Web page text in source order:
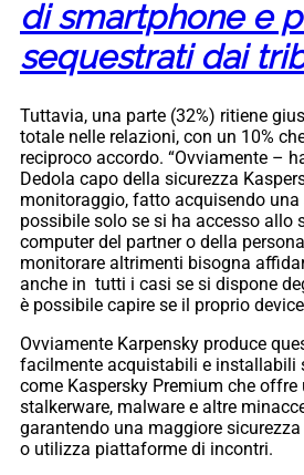
di smartphone e
sequestrati dai
Tuttavia, una parte (32%) ritiene
totale nelle relazioni, con un 10%
reciproco accordo. “Ovviamente –
Dedola capo della sicurezza
monitoraggio, fatto acquisendo una
possibile solo se si ha accesso allo
computer del partner o della
monitorare altrimenti bisogna
anche in tutti i casi se si dispone
è possibile capire se il proprio
Ovviamente Karpensky produce
facilmente acquistabili e installabili
come Kaspersky Premium che
stalkerware, malware e altre
garantendo una maggiore
o utilizza piattaforme di incontri.